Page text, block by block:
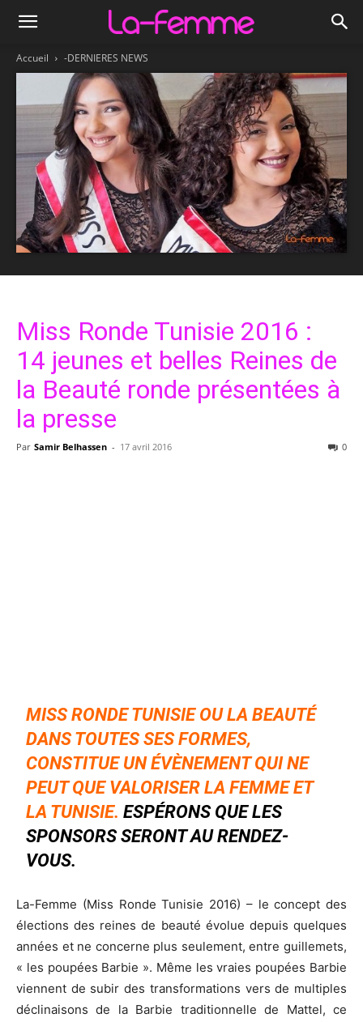
Accueil -DERNIERES NEWS
Miss Ronde Tunisie 2016 :
14 jeunes et belles Reines de
la Beauté ronde présentées à
la presse
Par Samir Belhassen - 17 avril 2016 0
MISS RONDE TUNISIE OU LA BEAUTÉ
DANS TOUTES SES FORMES,
CONSTITUE UN ÉVÈNEMENT QUI NE
PEUT QUE VALORISER LA FEMME ET
LA TUNISIE.ESPÉRONS QUE LES
SPONSORS SERONT AU RENDEZ-
VOUS.
La-Femme (Miss Ronde Tunisie 2016) – le concept des
élections des reines de beauté évolue depuis quelques
années et ne concerne plus seulement, entre guillemets,
« les poupées Barbie ». Même les vraies poupées Barbie
viennent de subir des transformations vers de multiples
déclinaisons de la Barbie traditionnelle de Mattel, ce